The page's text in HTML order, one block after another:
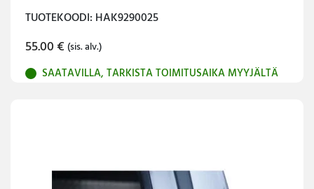
TUOTEKOODI: HAK9290025
55.00€ (sis. alv.)
SAATAVILLA, TARKISTA TOIMITUSAIKA MYYJÄLTÄ